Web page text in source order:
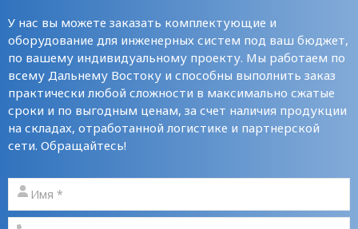
У нас вы можете заказать комплектующие и
оборудование для инженерных систем под ваш бюджет,
по вашему индивидуальному проекту. Мы работаем по
всему Дальнему Востоку и способны выполнить заказ
практически любой сложности в максимально сжатые
сроки и по выгодным ценам, за счет наличия продукции
на складах, отработанной логистике и партнерской
сети. Обращайтесь!